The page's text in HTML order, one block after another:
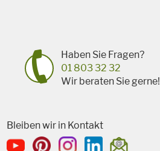
Haben Sie Fragen?
01 803 32 32
Wir beraten Sie gerne!
Bleiben wir in Kontakt